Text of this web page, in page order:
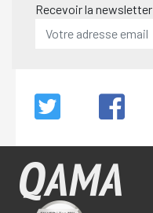
Recevoir la newsletter